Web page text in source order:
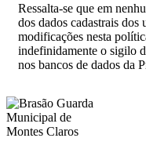
Ressalta-se que em
dos dados cadastrais dos
modificações nesta
indefinidamente o sigilo
nos bancos de dados da